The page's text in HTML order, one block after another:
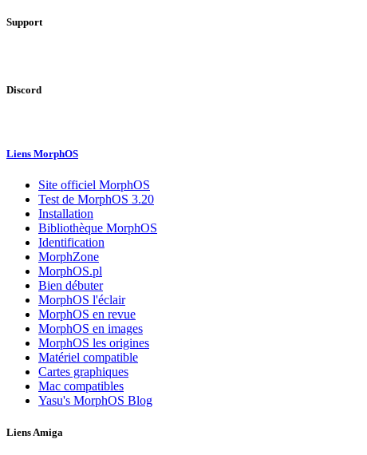
Support
Discord
Liens MorphOS
Site officiel MorphOS
Test de MorphOS 3.20
Installation
Bibliothèque MorphOS
Identification
MorphZone
MorphOS.pl
Bien débuter
MorphOS l'éclair
MorphOS en revue
MorphOS en images
MorphOS les origines
Matériel compatible
Cartes graphiques
Mac compatibles
Yasu's MorphOS Blog
Liens Amiga